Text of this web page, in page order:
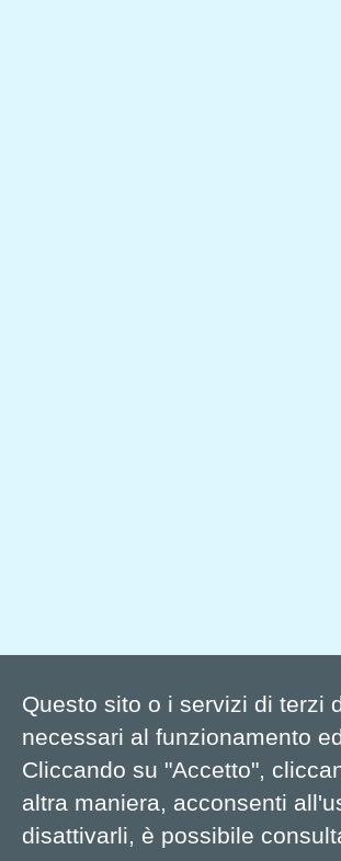
Questo sito o i servizi di terzi
necessari al funzionamento
Cliccando su "Accetto",
altra maniera, acconsenti
disattivarli, è possibile